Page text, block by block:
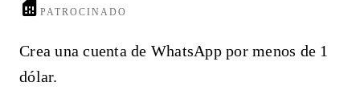
PATROCINADO
Crea una cuenta de WhatsApp por menos de 1
dólar.